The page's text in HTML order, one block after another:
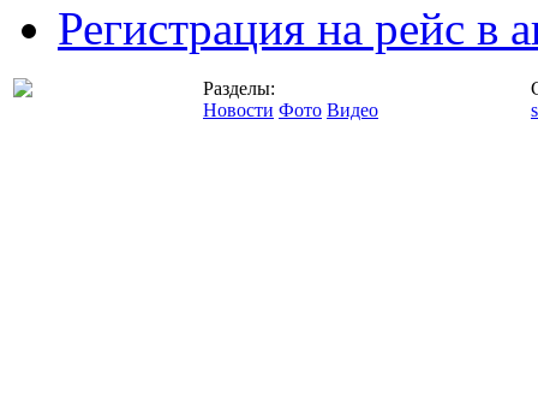
Регистрация на рейс в
Разделы:
Новости Фото Видео